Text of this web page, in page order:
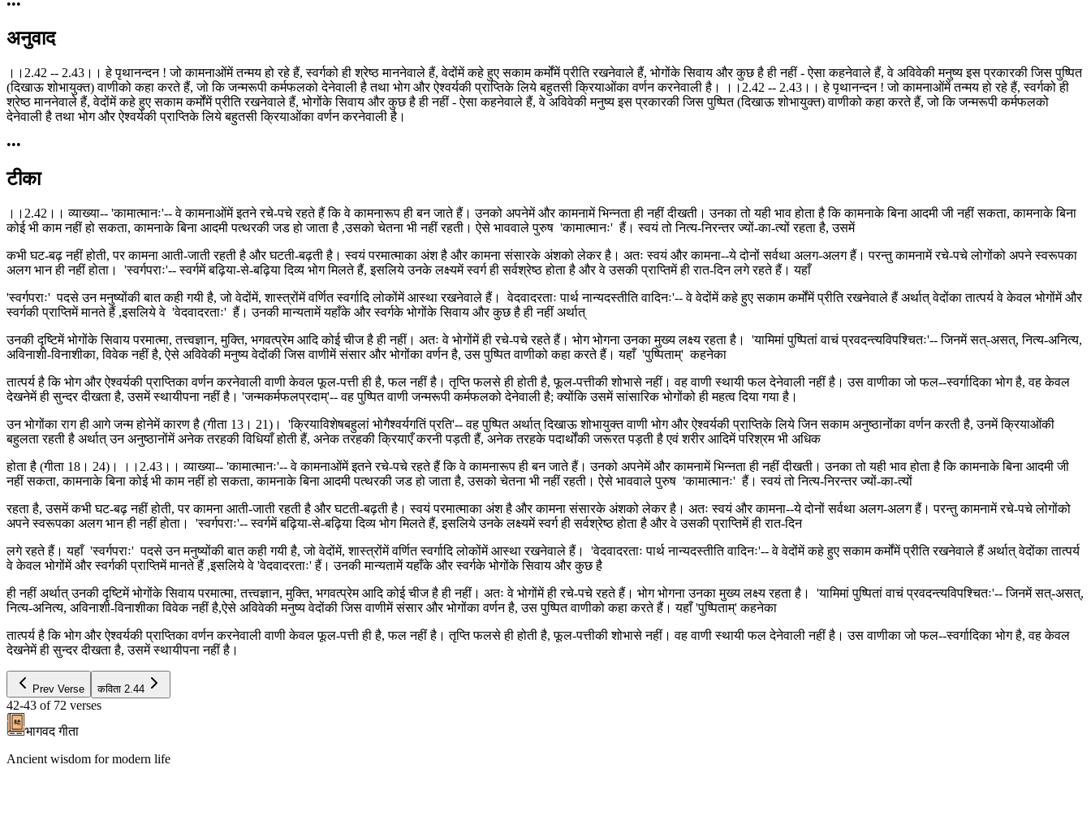
•••
अनुवाद
।।2.42 -- 2.43।। हे पृथानन्दन ! जो कामनाओंमें तन्मय हो रहे हैं, स्वर्गको ही श्रेष्ठ माननेवाले हैं, वेदोंमें कहे हुए सकाम कर्मोंमें प्रीति रखनेवाले हैं, भोगोंके सिवाय और कुछ है ही नहीं - ऐसा कहनेवाले हैं, वे अविवेकी मनुष्य इस प्रकारकी जिस पुष्पित
(दिखाऊ शोभायुक्त) वाणीको कहा करते हैं, जो कि जन्मरूपी कर्मफलको देनेवाली है तथा भोग और ऐश्वर्यकी प्राप्तिके लिये बहुतसी क्रियाओंका वर्णन करनेवाली है। ।।2.42 -- 2.43।। हे पृथानन्दन ! जो कामनाओंमें तन्मय हो रहे हैं, स्वर्गको ही
श्रेष्ठ माननेवाले हैं, वेदोंमें कहे हुए सकाम कर्मोंमें प्रीति रखनेवाले हैं, भोगोंके सिवाय और कुछ है ही नहीं - ऐसा कहनेवाले हैं, वे अविवेकी मनुष्य इस प्रकारकी जिस पुष्पित (दिखाऊ शोभायुक्त) वाणीको कहा करते हैं, जो कि जन्मरूपी कर्मफलको
देनेवाली है तथा भोग और ऐश्वर्यकी प्राप्तिके लिये बहुतसी क्रियाओंका वर्णन करनेवाली है।
•••
टीका
।।2.42।। व्याख्या-- 'कामात्मानः'-- वे कामनाओंमें इतने रचे-पचे रहते हैं कि वे कामनारूप ही बन जाते हैं। उनको अपनेमें और कामनामें भिन्नता ही नहीं दीखती। उनका तो यही भाव होता है कि कामनाके बिना आदमी जी नहीं सकता, कामनाके बिना
कोई भी काम नहीं हो सकता, कामनाके बिना आदमी पत्थरकी जड हो जाता है ,उसको चेतना भी नहीं रहती। ऐसे भाववाले पुरुष 'कामात्मानः' हैं। स्वयं तो नित्य-निरन्तर ज्यों-का-त्यों रहता है, उसमें
कभी घट-बढ़ नहीं होती, पर कामना आती-जाती रहती है और घटती-बढ़ती है। स्वयं परमात्माका अंश है और कामना संसारके अंशको लेकर है। अतः स्वयं और कामना--ये दोनों सर्वथा अलग-अलग हैं। परन्तु कामनामें रचे-पचे लोगोंको अपने स्वरूपका
अलग भान ही नहीं होता। 'स्वर्गपराः'-- स्वर्गमें बढ़िया-से-बढ़िया दिव्य भोग मिलते हैं, इसलिये उनके लक्ष्यमें स्वर्ग ही सर्वश्रेष्ठ होता है और वे उसकी प्राप्तिमें ही रात-दिन लगे रहते हैं। यहाँ
'स्वर्गपराः' पदसे उन मनुष्योंकी बात कही गयी है, जो वेदोंमें, शास्त्रोंमें वर्णित स्वर्गादि लोकोंमें आस्था रखनेवाले हैं। वेदवादरताः पार्थ नान्यदस्तीति वादिनः'-- वे वेदोंमें कहे हुए सकाम कर्मोंमें प्रीति रखनेवाले हैं अर्थात् वेदोंका तात्पर्य वे केवल भोगोंमें और
स्वर्गकी प्राप्तिमें मानते हैं ,इसलिये वे 'वेदवादरताः' हैं। उनकी मान्यतामें यहाँके और स्वर्गके भोगोंके सिवाय और कुछ है ही नहीं अर्थात्
उनकी दृष्टिमें भोगोंके सिवाय परमात्मा, तत्त्वज्ञान, मुक्ति, भगवत्प्रेम आदि कोई चीज है ही नहीं। अतः वे भोगोंमें ही रचे-पचे रहते हैं। भोग भोगना उनका मुख्य लक्ष्य रहता है। 'यामिमां पुष्पितां वाचं प्रवदन्त्यविपश्चितः'-- जिनमें सत्-असत्, नित्य-अनित्य,
अविनाशी-विनाशीका, विवेक नहीं है, ऐसे अविवेकी मनुष्य वेदोंकी जिस वाणीमें संसार और भोगोंका वर्णन है, उस पुष्पित वाणीको कहा करते हैं। यहाँ 'पुष्पिताम्' कहनेका
तात्पर्य है कि भोग और ऐश्वर्यकी प्राप्तिका वर्णन करनेवाली वाणी केवल फूल-पत्ती ही है, फल नहीं है। तृप्ति फलसे ही होती है, फूल-पत्तीकी शोभासे नहीं। वह वाणी स्थायी फल देनेवाली नहीं है। उस वाणीका जो फल--स्वर्गादिका भोग है, वह केवल
देखनेमें ही सुन्दर दीखता है, उसमें स्थायीपना नहीं है। 'जन्मकर्मफलप्रदाम्'-- वह पुष्पित वाणी जन्मरूपी कर्मफलको देनेवाली है; क्योंकि उसमें सांसारिक भोगोंको ही महत्व दिया गया है।
उन भोगोंका राग ही आगे जन्म होनेमें कारण है (गीता 13। 21)। 'क्रियाविशेषबहुलां भोगैश्वर्यगतिं प्रति'-- वह पुष्पित अर्थात् दिखाऊ शोभायुक्त वाणी भोग और ऐश्वर्यकी प्राप्तिके लिये जिन सकाम अनुष्ठानोंका वर्णन करती है, उनमें क्रियाओंकी
बहुलता रहती है अर्थात् उन अनुष्ठानोंमें अनेक तरहकी विधियाँ होती हैं, अनेक तरहकी क्रियाएँ करनी पड़ती हैं, अनेक तरहके पदार्थोंकी जरूरत पड़ती है एवं शरीर आदिमें परिश्रम भी अधिक
होता है (गीता 18। 24)। ।।2.43।। व्याख्या-- 'कामात्मानः'-- वे कामनाओंमें इतने रचे-पचे रहते हैं कि वे कामनारूप ही बन जाते हैं। उनको अपनेमें और कामनामें भिन्नता ही नहीं दीखती। उनका तो यही भाव होता है कि कामनाके बिना आदमी जी
नहीं सकता, कामनाके बिना कोई भी काम नहीं हो सकता, कामनाके बिना आदमी पत्थरकी जड हो जाता है, उसको चेतना भी नहीं रहती। ऐसे भाववाले पुरुष 'कामात्मानः' हैं। स्वयं तो नित्य-निरन्तर ज्यों-का-त्यों
रहता है, उसमें कभी घट-बढ़ नहीं होती, पर कामना आती-जाती रहती है और घटती-बढ़ती है। स्वयं परमात्माका अंश है और कामना संसारके अंशको लेकर है। अतः स्वयं और कामना--ये दोनों सर्वथा अलग-अलग हैं। परन्तु कामनामें रचे-पचे लोगोंको
अपने स्वरूपका अलग भान ही नहीं होता। 'स्वर्गपराः'-- स्वर्गमें बढ़िया-से-बढ़िया दिव्य भोग मिलते हैं, इसलिये उनके लक्ष्यमें स्वर्ग ही सर्वश्रेष्ठ होता है और वे उसकी प्राप्तिमें ही रात-दिन
लगे रहते हैं। यहाँ 'स्वर्गपराः' पदसे उन मनुष्योंकी बात कही गयी है, जो वेदोंमें, शास्त्रोंमें वर्णित स्वर्गादि लोकोंमें आस्था रखनेवाले हैं। 'वेदवादरताः पार्थ नान्यदस्तीति वादिनः'-- वे वेदोंमें कहे हुए सकाम कर्मोंमें प्रीति रखनेवाले हैं अर्थात् वेदोंका तात्पर्य
वे केवल भोगोंमें और स्वर्गकी प्राप्तिमें मानते हैं ,इसलिये वे 'वेदवादरताः' हैं। उनकी मान्यतामें यहाँके और स्वर्गके भोगोंके सिवाय और कुछ है
ही नहीं अर्थात् उनकी दृष्टिमें भोगोंके सिवाय परमात्मा, तत्त्वज्ञान, मुक्ति, भगवत्प्रेम आदि कोई चीज है ही नहीं। अतः वे भोगोंमें ही रचे-पचे रहते हैं। भोग भोगना उनका मुख्य लक्ष्य रहता है। 'यामिमां पुष्पितां वाचं प्रवदन्त्यविपश्चितः'-- जिनमें सत्-असत्,
नित्य-अनित्य, अविनाशी-विनाशीका विवेक नहीं है,ऐसे अविवेकी मनुष्य वेदोंकी जिस वाणीमें संसार और भोगोंका वर्णन है, उस पुष्पित वाणीको कहा करते हैं। यहाँ 'पुष्पिताम्' कहनेका
तात्पर्य है कि भोग और ऐश्वर्यकी प्राप्तिका वर्णन करनेवाली वाणी केवल फूल-पत्ती ही है, फल नहीं है। तृप्ति फलसे ही होती है, फूल-पत्तीकी शोभासे नहीं। वह वाणी स्थायी फल देनेवाली नहीं है। उस वाणीका जो फल--स्वर्गादिका भोग है, वह केवल
देखनेमें ही सुन्दर दीखता है, उसमें स्थायीपना नहीं है।
Prev Verse कविता 2.44
42-43 of 72 verses
भागवद गीता
Ancient wisdom for modern life